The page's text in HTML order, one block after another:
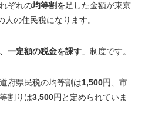
ぞれの均等割を足した金額が東京
の住民税になります。
一定額の税金を課す」制度です。
府県民税の均等割は1,500円、市
割りは3,500円 と定められていま